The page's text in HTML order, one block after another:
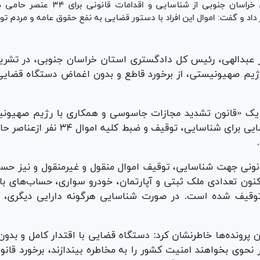
رئیس کل دادگستری استان خراسان جنوبی از
و گفت: اموال این افراد با دستور قضایی به نفع حقوق عامه و مردم
عبدالهی، رئیس کل دادگستری استان خراسان جنوبی، در
صهیونیستی، از برخورد قاطع و بدون اغماض دستگاه
یک «قانون تشدید مجازات جاسوسی و همکاری با رژیم
متخاصم»، گفت: دستور قضایی برای شناسایی،
جهت شناسایی، توقیف اموال منقول و غیرمنقول و نیز
تعدادی ملک ثبتی و آپارتمان، خودرو سواری، حساب‌های
شده است. در صورت شناسایی هرگونه دارایی
خاطرنشان کرد: دستگاه قضایی با اقتدار کامل و
نحوی بخواهند امنیت کشور را به مخاطره بیندازند، برخورد